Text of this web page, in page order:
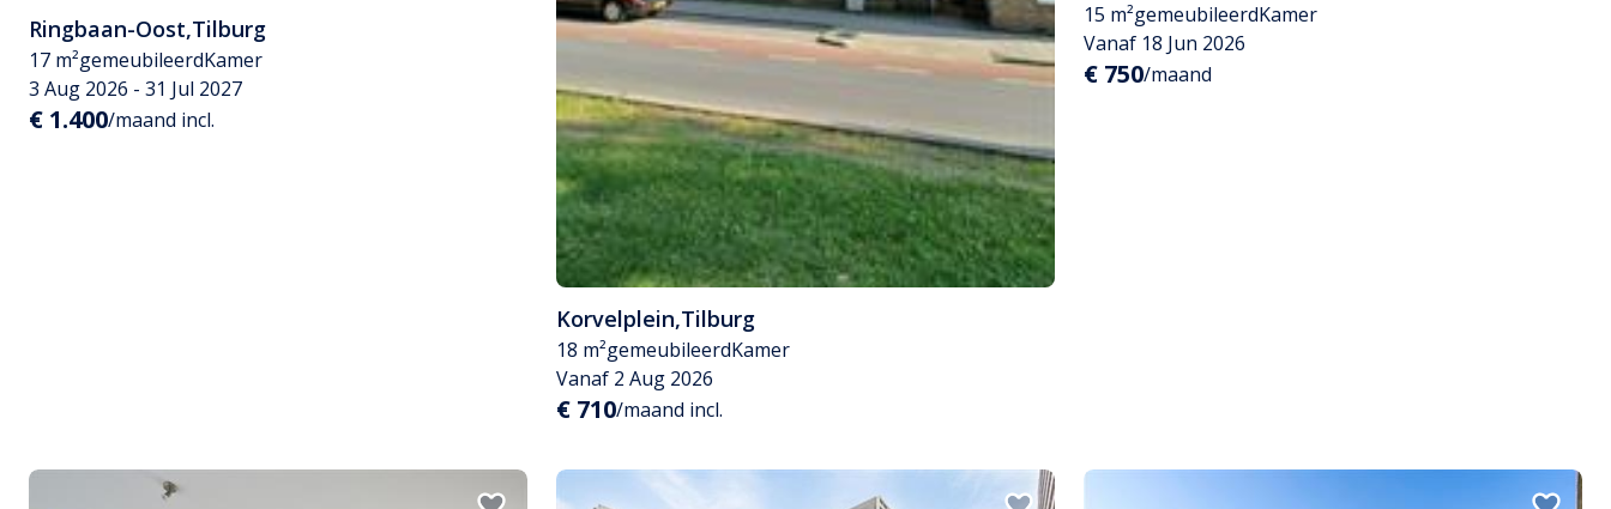
Ringbaan-Oost,Tilburg
17 m²gemeubileerdKamer
3 Aug 2026 - 31 Jul 2027
€ 1.400/maand incl.
Korvelplein,Tilburg
18 m²gemeubileerdKamer
Vanaf 2 Aug 2026
€ 710/maand incl.
15 m²gemeubileerdKamer
Vanaf 18 Jun 2026
€ 750/maand